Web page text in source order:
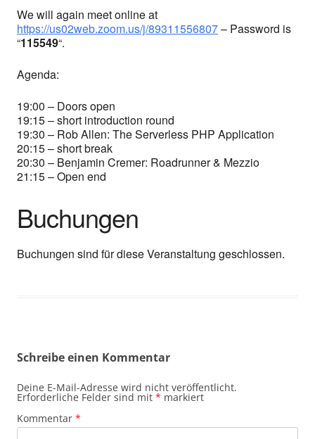
We will again meet online at
https://us02web.zoom.us/j/89311556807– Password is
“115549“.
Agenda:
19:00 – Doors open
19:15 – short introduction round
19:30 – Rob Allen: The Serverless PHP Application
20:15 – short break
20:30 – Benjamin Cremer: Roadrunner & Mezzio
21:15 – Open end
Buchungen
Buchungen sind für diese Veranstaltung geschlossen.
Schreibe einen Kommentar
Deine E-Mail-Adresse wird nicht veröffentlicht.
Erforderliche Felder sind mit * markiert
Kommentar *